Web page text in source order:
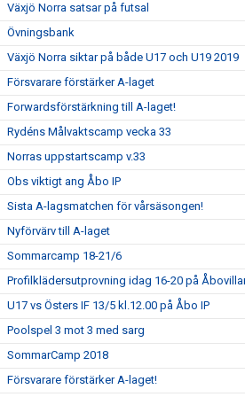
Växjö Norra satsar på futsal
Övningsbank
Växjö Norra siktar på både U17 och U19 2019
Försvarare förstärker A-laget
Forwardsförstärkning till A-laget!
Rydéns Målvaktscamp vecka 33
Norras uppstartscamp v.33
Obs viktigt ang Åbo IP
Sista A-lagsmatchen för vårsäsongen!
Nyförvärv till A-laget
Sommarcamp 18-21/6
Profilklädersutprovning idag 16-20 på
U17 vs Östers IF 13/5 kl.12.00 på Åbo IP
Poolspel 3 mot 3 med sarg
SommarCamp 2018
Försvarare förstärker A-laget!